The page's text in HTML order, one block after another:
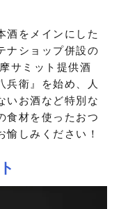
酒をメインにした
ナショップ併設の
サミット提供酒
兵衛』を始め、人
いお酒など特別な
食材を使ったおつ
愉しみください！